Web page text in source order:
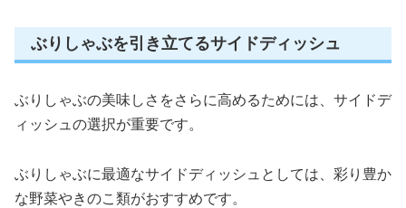
ぶりしゃぶを引き立てるサイドディッシュ
ぶりしゃぶの美味しさをさらに高めるためには、サイドデ
ィッシュの選択が重要です。
ぶりしゃぶに最適なサイドディッシュとしては、彩り豊か
な野菜やきのこ類がおすすめです。